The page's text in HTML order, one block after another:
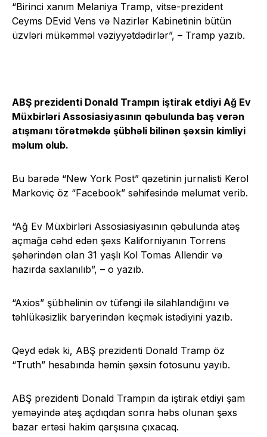
“Birinci xanım Melaniya Tramp, vitse-prezident
Ceyms DEvid Vens və Nazirlər Kabinetinin bütün
üzvləri mükəmməl vəziyyətdədirlər”, – Tramp yazıb.
ABŞ prezidenti Donald Trampın iştirak etdiyi Ağ Ev
Müxbirləri Assosiasiyasının qəbulunda baş verən
atışmanı törətməkdə şübhəli bilinən şəxsin kimliyi
məlum olub.
Bu barədə “New York Post” qəzetinin jurnalisti Kerol
Markoviç öz “Facebook” səhifəsində məlumat verib.
“Ağ Ev Müxbirləri Assosiasiyasının qəbulunda atəş
açmağa cəhd edən şəxs Kaliforniyanın Torrens
şəhərindən olan 31 yaşlı Kol Tomas Allendir və
hazırda saxlanılıb”, – o yazıb.
“Axios” şübhəlinin ov tüfəngi ilə silahlandığını və
təhlükəsizlik baryerindən keçmək istədiyini yazıb.
Qeyd edək ki, ABŞ prezidenti Donald Tramp öz
“Truth” hesabında həmin şəxsin fotosunu yayıb.
ABŞ prezidenti Donald Trampın da iştirak etdiyi şam
yeməyində atəş açdıqdan sonra həbs olunan şəxs
bazar ertəsi hakim qarşısına çıxacaq.